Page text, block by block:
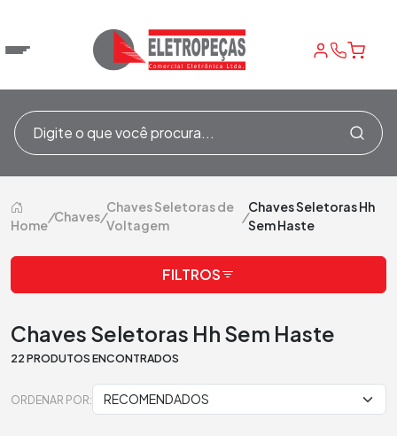
Home
/Chaves/
Chaves Seletoras de
Voltagem
/
Chaves Seletoras Hh
Sem Haste
FILTROS
Chaves Seletoras Hh Sem Haste
22 PRODUTOS ENCONTRADOS
ORDENAR POR: